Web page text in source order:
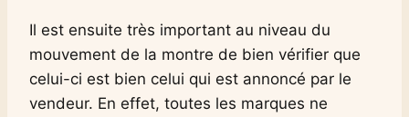
Il est ensuite très important au niveau du
mouvement de la montre de bien vérifier que
celui-ci est bien celui qui est annoncé par le
vendeur. En effet, toutes les marques ne